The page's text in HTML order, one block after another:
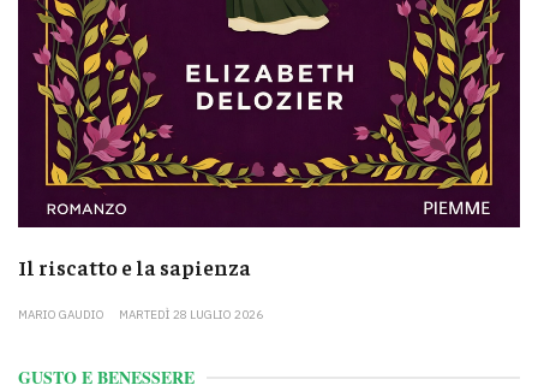
Il riscatto e la sapienza
MARIO GAUDIO MARTEDÌ 28 LUGLIO 2026
GUSTO E BENESSERE